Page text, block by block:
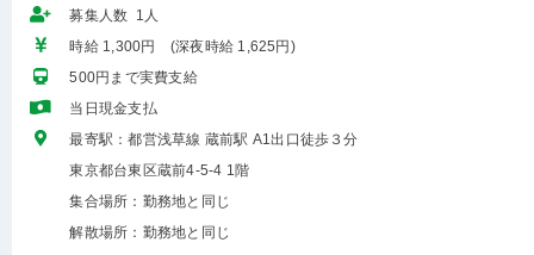
募集人数 1人
時給 1,300円 (深夜時給 1,625円)
500円まで実費支給
当日現金支払
最寄駅：都営浅草線 蔵前駅 A1出口徒歩３分
東京都台東区蔵前4-5-4 1階
集合場所：勤務地と同じ
解散場所：勤務地と同じ